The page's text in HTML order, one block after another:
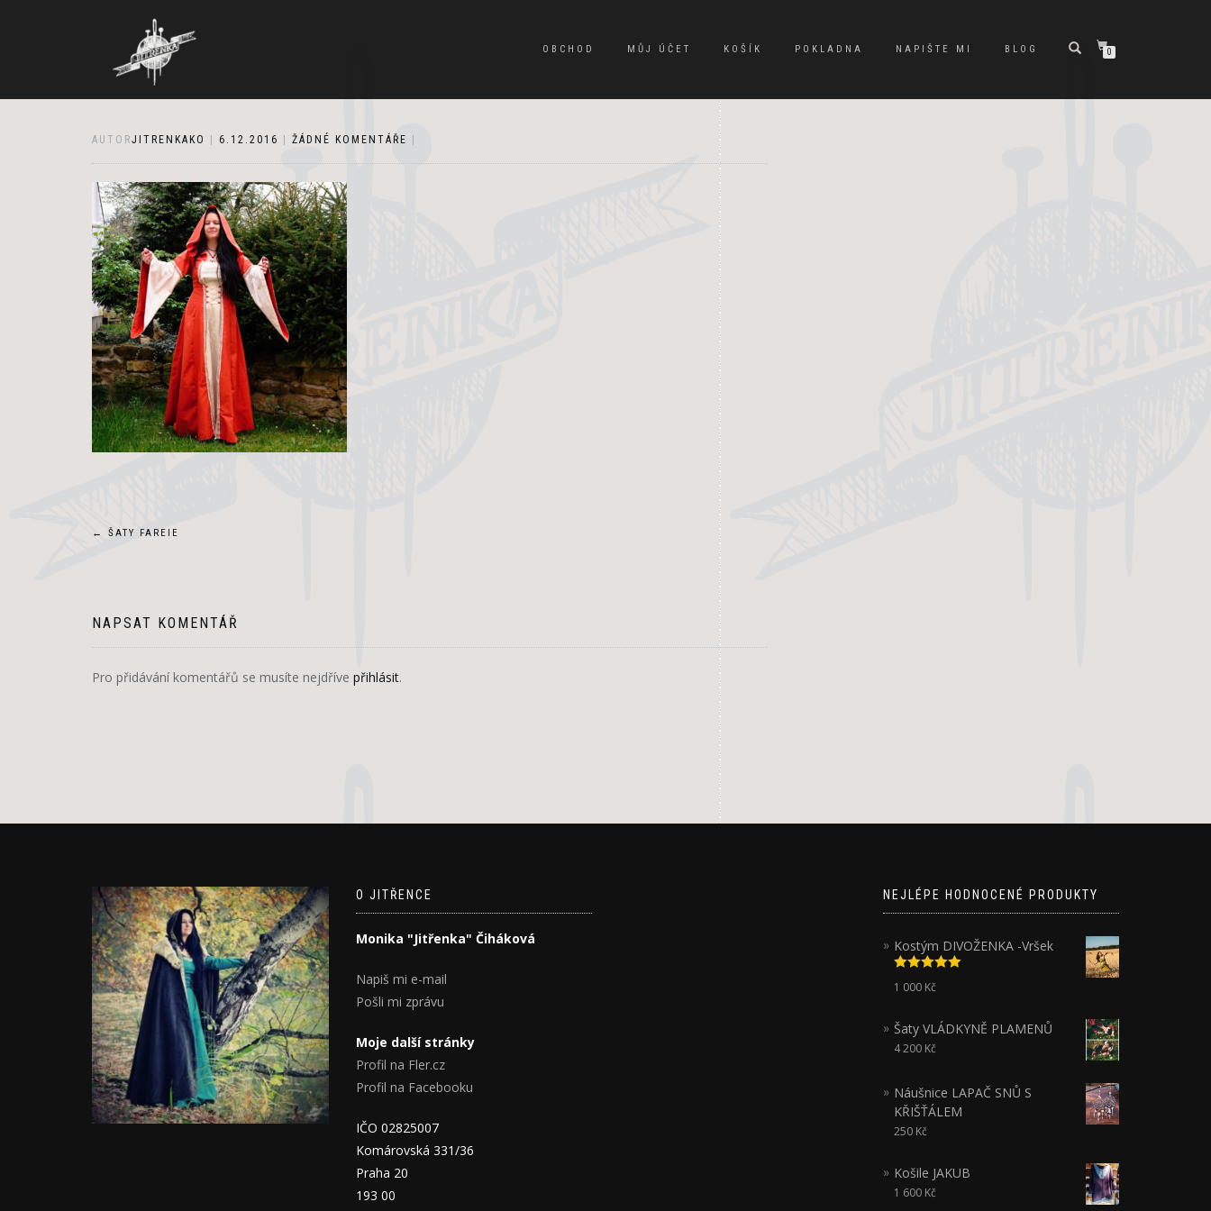
OBCHOD MŮJ ÚČET KOŠÍK POKLADNA NAPIŠTE MI BLOG 0
AUTORJITRENKAKO 6.12.2016 ŽÁDNÉ KOMENTÁŘE
Navigace
příspěvek
← ŠATY FAREIE
NAPSAT KOMENTÁŘ
Pro přidávání komentářů se musíte nejdříve přihlásit.
O JITŘENCE
Monika "Jitřenka" Čiháková
Napiš mi e-mail
Pošli mi zprávu
Moje další stránky
Profil na Fler.cz
Profil na Facebooku
IČO 02825007
Komárovská 331/36
Praha 20
193 00
NEJLÉPE HODNOCENÉ PRODUKTY
Kostým DIVOŽENKA -Vršek
Hodnocení
5.00z 5
1 000 Kč
Šaty VLÁDKYNĚ PLAMENŮ
4 200 Kč
Náušnice LAPAČ SNŮ S
KŘIŠŤÁLEM
250 Kč
Košile JAKUB
1 600 Kč